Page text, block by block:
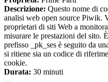
Descrizione: Questo nome di
analisi web open source Piwik.
proprietari di siti Web a
misurare le prestazioni del sito.
prefisso _pk_ses è seguito da
si ritiene sia un codice di
cookie.
Durata: 30 minuti